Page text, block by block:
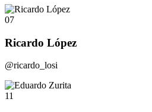
07
Ricardo López
@ricardo_losi
11